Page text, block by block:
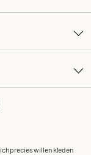
precies willen kleden